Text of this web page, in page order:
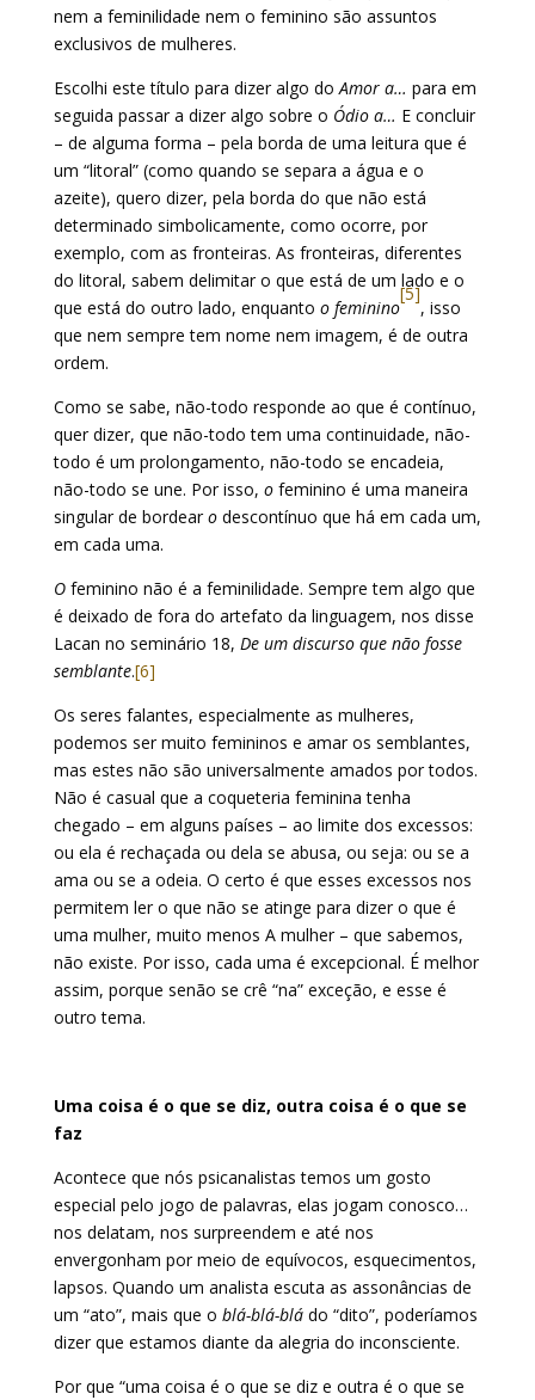
nem a feminilidade nem o feminino são assuntos
exclusivos de mulheres.
Escolhi este título para dizer algo do Amor a… para em
seguida passar a dizer algo sobre o Ódio a… E concluir
– de alguma forma – pela borda de uma leitura que é
um “litoral” (como quando se separa a água e o
azeite), quero dizer, pela borda do que não está
determinado simbolicamente, como ocorre, por
exemplo, com as fronteiras. As fronteiras, diferentes
do litoral, sabem delimitar o que está de um lado e o
que está do outro lado, enquanto o feminino
[5]
, isso
que nem sempre tem nome nem imagem, é de outra
ordem.
Como se sabe, não-todo responde ao que é contínuo,
quer dizer, que não-todo tem uma continuidade, não-
todo é um prolongamento, não-todo se encadeia,
não-todo se une. Por isso, o feminino é uma maneira
singular de bordearo descontínuo que há em cada um,
em cada uma.
Ofeminino não é a feminilidade. Sempre tem algo que
é deixado de fora do artefato da linguagem, nos disse
Lacan no seminário 18, De um discurso que não fosse
semblante.[6]
Os seres falantes, especialmente as mulheres,
podemos ser muito femininos e amar os semblantes,
mas estes não são universalmente amados por todos.
Não é casual que a coqueteria feminina tenha
chegado – em alguns países – ao limite dos excessos:
ou ela é rechaçada ou dela se abusa, ou seja: ou se a
ama ou se a odeia. O certo é que esses excessos nos
permitem ler o que não se atinge para dizer o que é
uma mulher, muito menos A mulher – que sabemos,
não existe. Por isso, cada uma é excepcional. É melhor
assim, porque senão se crê “na” exceção, e esse é
outro tema.
Uma coisa é o que se diz, outra coisa é o que se
faz
Acontece que nós psicanalistas temos um gosto
especial pelo jogo de palavras, elas jogam conosco…
nos delatam, nos surpreendem e até nos
envergonham por meio de equívocos, esquecimentos,
lapsos. Quando um analista escuta as assonâncias de
um “ato”, mais que o blá-blá-blá do “dito”, poderíamos
dizer que estamos diante da alegria do inconsciente.
Por que “uma coisa é o que se diz e outra é o que se